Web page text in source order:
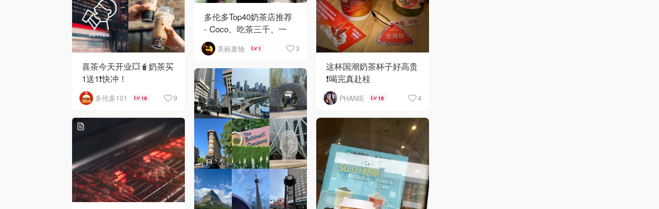
喜茶今天开业💥🧋奶茶买
1送1❗️快冲！
多伦多101 16 9
这杯国潮奶茶杯子好高贵
❗️喝完真赴桂
PHANIE 16 4
多伦多Top40奶茶店推荐
- Coco、吃茶三千、一
芳、英歌魂、丸作、书亦
烧仙草全都有！
美丽废物 1 3